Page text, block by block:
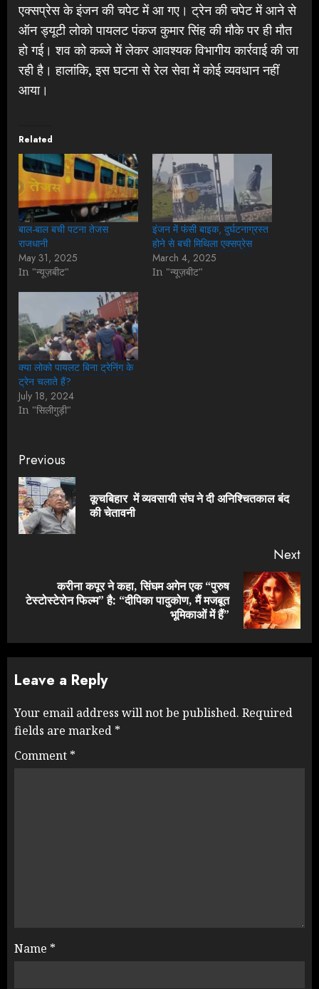
एक्सप्रेस के इंजन की चपेट में आ गए। ट्रेन की चपेट में आने से
ऑन ड्यूटी लोको पायलट पंकज कुमार सिंह की मौके पर ही मौत
हो गई। शव को कब्जे में लेकर आवश्यक विभागीय कार्रवाई की जा
रही है। हालांकि, इस घटना से रेल सेवा में कोई व्यवधान नहीं
आया।
Related
बाल-बाल बची पटना तेजस
राजधानी
May 31, 2025
In "न्यूज़बीट"
इंजन में फंसी बाइक, दुर्घटनाग्रस्त
होने से बची मिथिला एक्सप्रेस
March 4, 2025
In "न्यूज़बीट"
क्या लोको पायलट बिना ट्रेनिंग के
ट्रेन चलाते हैं?
July 18, 2024
In "सिलीगुड़ी"
Continue
Reading
Previous
कूचबिहार में व्यवसायी संघ ने दी अनिश्चितकाल बंद
की चेतावनी
Next
Next
करीना कपूर ने कहा, सिंघम अगेन एक “पुरुष
टेस्टोस्टेरोन फिल्म” है: “दीपिका पादुकोण, मैं मजबूत
भूमिकाओं में हैं”
Leave a Reply
Your email address will not be published. Required
fields are marked *
Comment *
Name *